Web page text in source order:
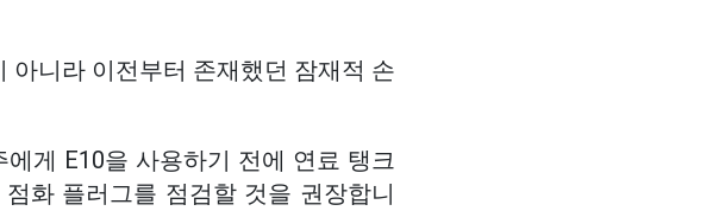
아니라 이전부터 존재했던 잠재적 손
게 E10을 사용하기 전에 연료 탱크
화 플러그를 점검할 것을 권장합니